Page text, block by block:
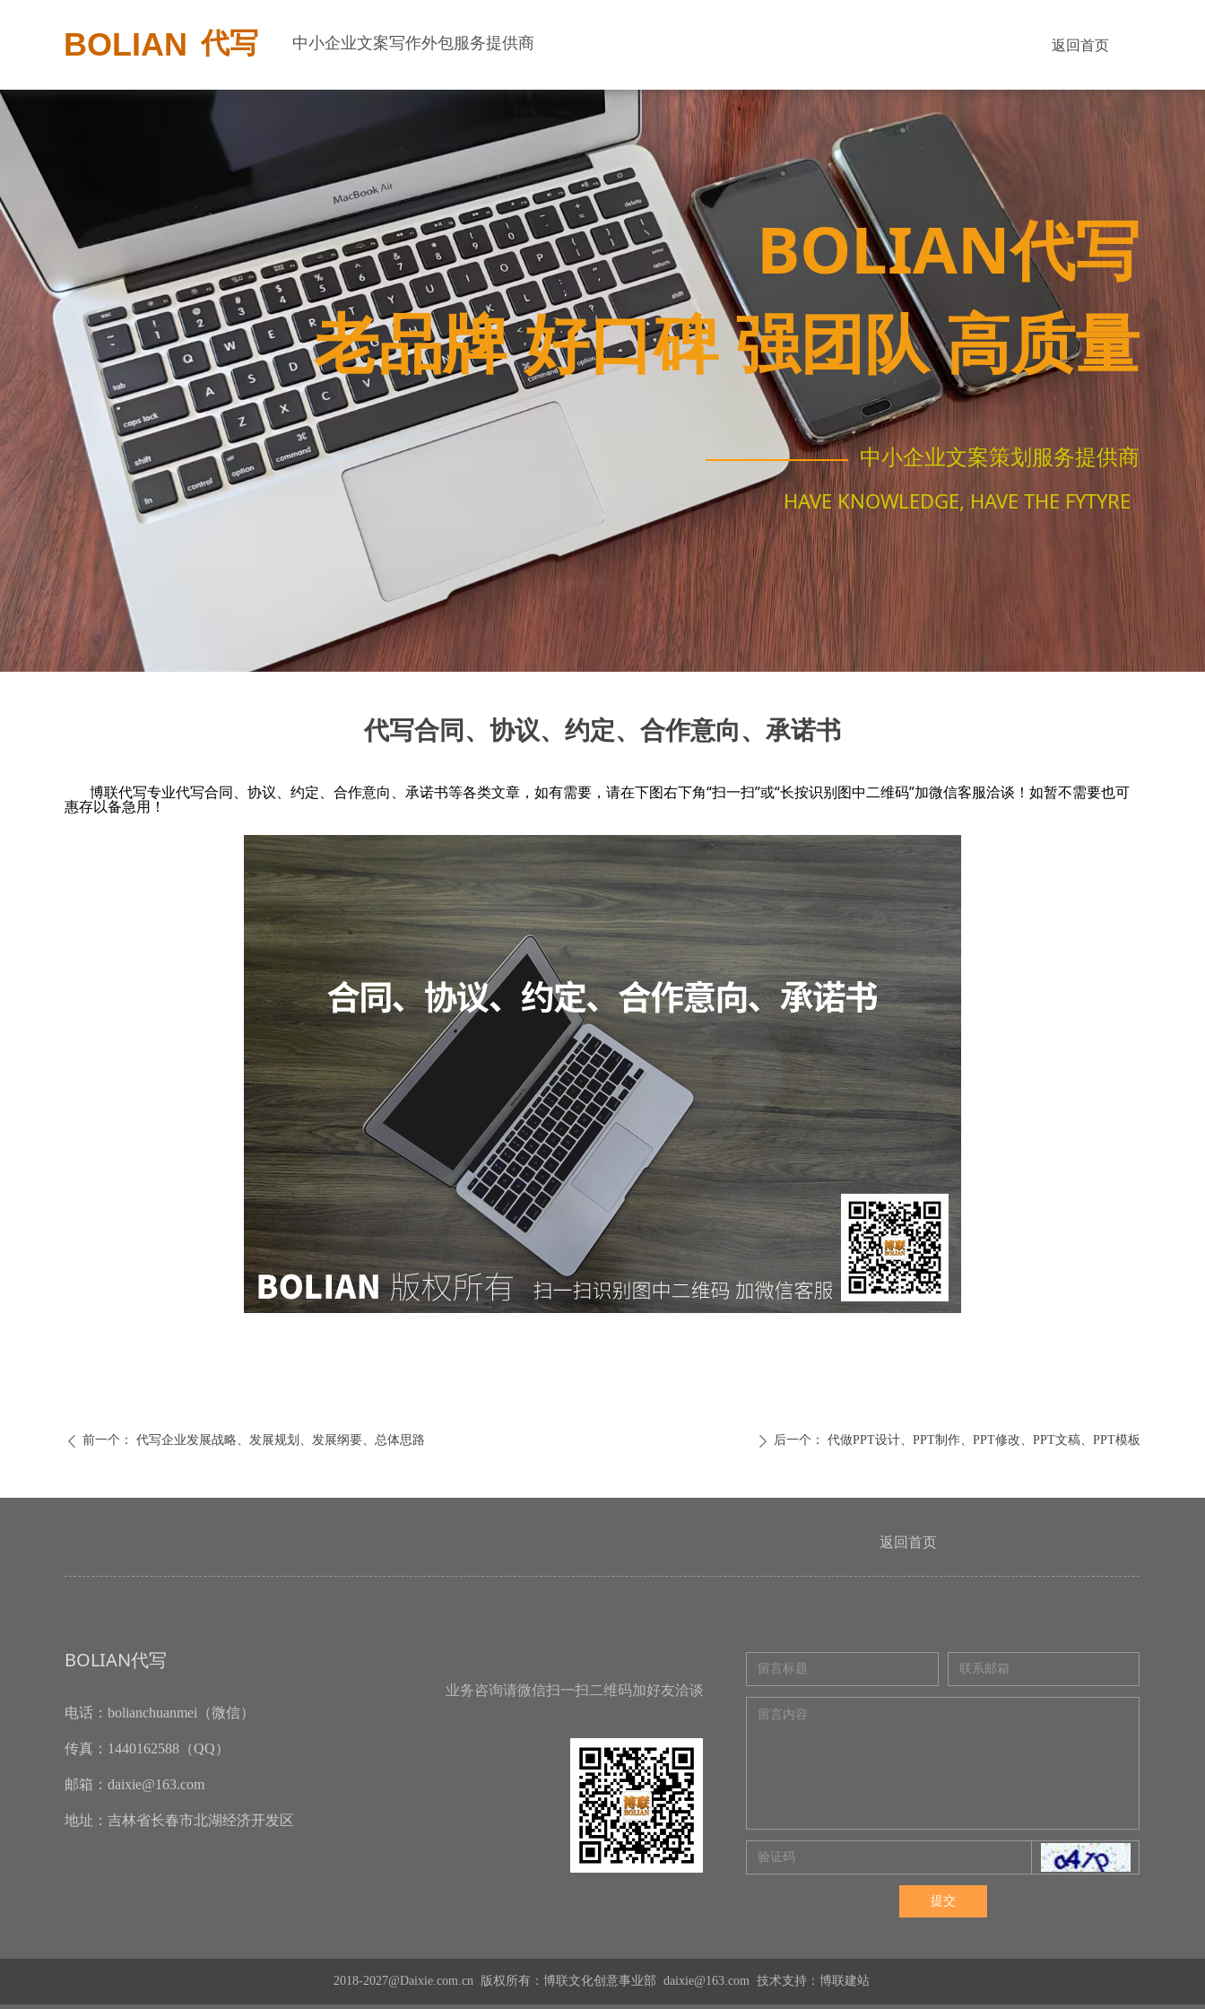
BOLIAN代写
老品牌 好口碑 强团队 高质量
中小企业文案策划服务提供商
HAVE KNOWLEDGE, HAVE THE FYTYRE
返回首页
中小企业文案写作外包服务提供商
BOLIAN 代写
代写合同、协议、约定、合作意向、承诺书
博联代写专业代写合同、协议、约定、合作意向、承诺书等各类文章，如有需要，请在下图右下角“扫一扫”或“长按识别图中二维码”加微信客服洽谈！如暂不需要也可
惠存以备急用！
ꄴ 前一个： 代写企业发展战略、发展规划、发展纲要、总体思路 ꄲ 后一个： 代做PPT设计、PPT制作、PPT修改、PPT文稿、PPT模板
BOLIAN代写
提交
2018-2027@Daixie.com.cn 版权所有：博联文化创意事业部 daixie@163.com 技术支持：博联建站
返回首页
电话： bolianchuanmei（微信）
传真： 1440162588（QQ）
邮箱： daixie@163.com
地址： 吉林省长春市北湖经济开发区
业务咨询请微信扫一扫二维码加好友洽谈